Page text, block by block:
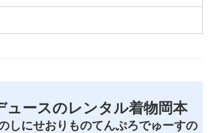
ュースのレンタル着物岡本
しにせおりものてんぷろでゅーすの